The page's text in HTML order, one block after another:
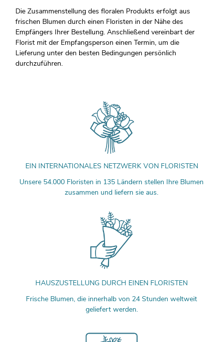
Die Zusammenstellung des floralen Produkts erfolgt aus
frischen Blumen durch einen Floristen in der Nähe des
Empfängers Ihrer Bestellung. Anschließend vereinbart der
Florist mit der Empfangsperson einen Termin, um die
Lieferung unter den besten Bedingungen persönlich
durchzuführen.
EIN INTERNATIONALES NETZWERK VON FLORISTEN
Unsere 54.000 Floristen in 135 Ländern stellen Ihre Blumen
zusammen und liefern sie aus.
HAUSZUSTELLUNG DURCH EINEN FLORISTEN
Frische Blumen, die innerhalb von 24 Stunden weltweit
geliefert werden.